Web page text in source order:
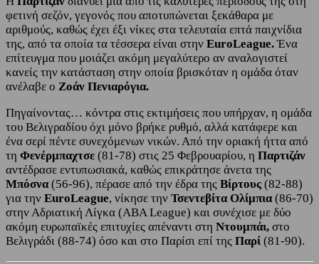
φετινή σεζόν, γεγονός που αποτυπώνεται ξεκάθαρα με
αριθμούς, καθώς έχει έξι νίκες στα τελευταία επτά παιχνίδια
της, από τα οποία τα τέσσερα είναι στην EuroLeague.Ένα
επίτευγμα που μοιάζει ακόμη μεγαλύτερο αν αναλογιστεί
κανείς την κατάσταση στην οποία βρισκόταν η ομάδα όταν
ανέλαβε ο Ζοάν Πενιαρόγια.
Πηγαίνοντας… κόντρα στις εκτιμήσεις που υπήρχαν, η ομάδα
του Βελιγραδίου όχι μόνο βρήκε ρυθμό, αλλά κατάφερε και
ένα σερί πέντε συνεχόμενων νικών. Από την οριακή ήττα από
τη Φενέρμπαχτσε (81-78) στις 25 Φεβρουαρίου, η Παρτιζάν
αντέδρασε εντυπωσιακά, καθώς επικράτησε άνετα της
Μπόσνα(56-96), πέρασε από την έδρα της Βίρτους (82-88)
για την EuroLeague, νίκησε την Τσεντεβίτα Ολίμπια(86-70)
στην Αδριατική Λίγκα (ABA League) και συνέχισε με δύο
ακόμη ευρωπαϊκές επιτυχίες απέναντι στη Ντουμπάι, στο
Βελιγράδι (88-74) όσο και στο Παρίσι επί της Παρί (81-90).